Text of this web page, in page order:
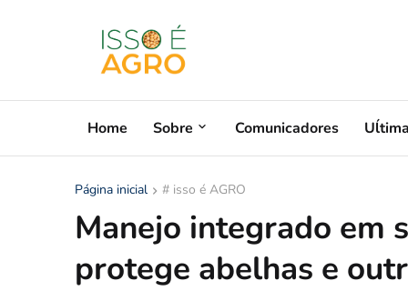
Home Sobre Comunicadores
Página inicial # isso é AGRO
Manejo integrado em
protege abelhas e